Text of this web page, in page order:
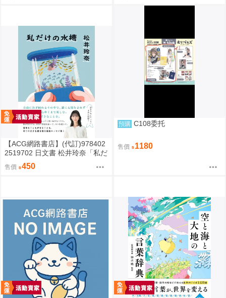
【ACG網路書店】(代訂)978402
2519702 日文書 松井玲奈「私だ
けの水槽」
售價 450
預購 C108委托
售價 1180